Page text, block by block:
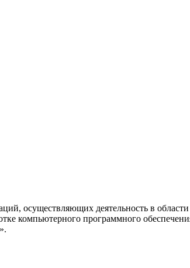
осуществляющих деятельность в
компьютерного программного